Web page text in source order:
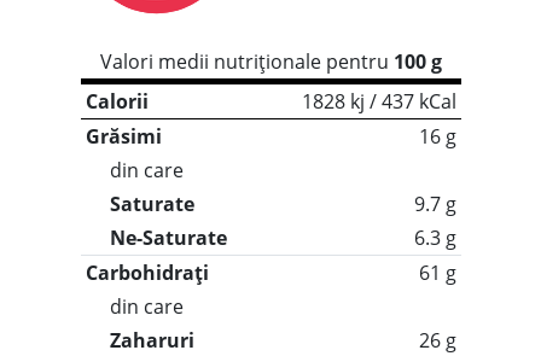
Valori medii nutriționale pentru 100 g
Calorii
1828 kj / 437 kCal
Grăsimi
16 g
din care
Saturate
9.7 g
Ne-Saturate
6.3 g
Carbohidrați
61 g
din care
Zaharuri
26 g